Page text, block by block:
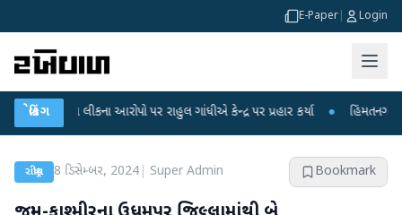
E-Paper Login
બ્રેકિંગલીકના આરોપો પર રાહુલ ગાંધીએ કેન્દ્ર પર પ્રહાર કર્યા ● હિંમતનગરમાં
રાષ્ટ્રીય 8 ડિસેમ્બર, 2024| Super Admin Bookmark